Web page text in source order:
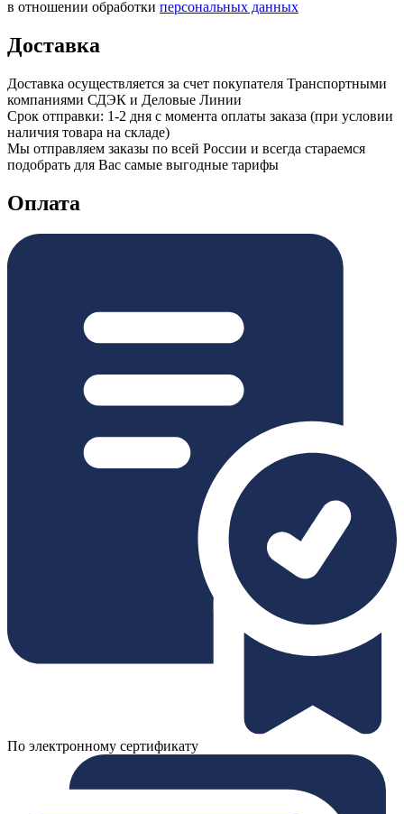
в отношении обработки персональных данных
Доставка
Доставка осуществляется за счет покупателя Транспортными
компаниями СДЭК и Деловые Линии
Срок отправки: 1-2 дня с момента оплаты заказа (при условии
наличия товара на складе)
Мы отправляем заказы по всей России и всегда стараемся
подобрать для Вас самые выгодные тарифы
Оплата
По электронному сертификату